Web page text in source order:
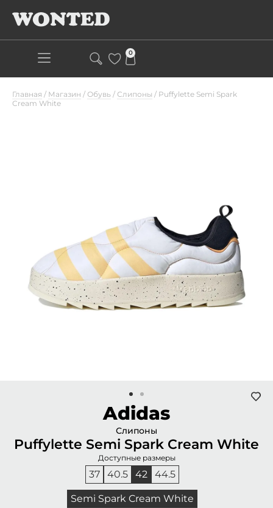
0
Главная / Магазин / Обувь / Слипоны / Puffylette Semi Spark
Cream White
Adidas
Слипоны
Puffylette Semi Spark Cream White
Доступные размеры
37 40.5 42 44.5
Semi Spark Cream White